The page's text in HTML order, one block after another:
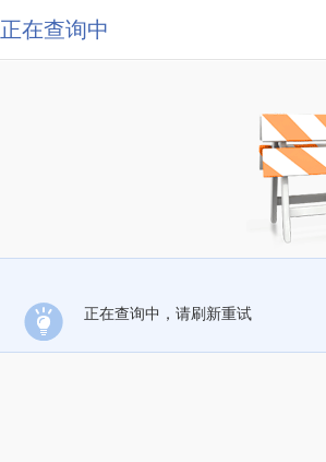
正在查询中
正在查询中，请刷新重试